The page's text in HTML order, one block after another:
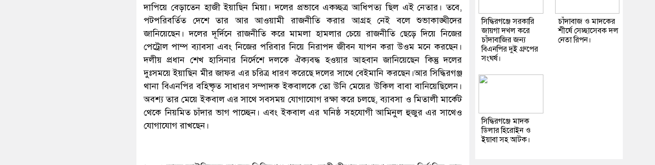
দাপিয়ে বেড়াতেন হাজী ইয়াছিন মিয়া। দলের প্রভাবে একচ্ছত্র আধিপত্য ছিল এই নেতার। তবে,
পটপরিবর্তিত দেশে তার আর আওয়ামী রাজনীতি করার আগ্রহ নেই বলে শুভাকাঙ্খীদের
জানিয়েছেন। দলের দূর্দিনে রাজনীতি করে মামলা হামলার চেয়ে রাজনীতি ছেড়ে দিয়ে নিজের
পেট্রোল পাম্প ব্যাবসা এবং নিজের পরিবার নিয়ে নিরাপদ জীবন যাপন করা উওম মনে করছেন।
দলীয় প্রধান শেখ হাসিনার নির্দেশে দলকে ঐক্যবদ্ধ হওয়ার আহবান জানিয়েছেন কিন্তু দলের
দুঃসময়ে ইয়াছিন মীর জাফর এর চরিত্র ধারণ করেছে দলের সাথে বেইমানি করছেন।আর সিদ্ধিরগঞ্জ
থানা বিএনপির বহিষ্কৃত সাধারণ সম্পাদক ইকবালকে তো উনি মেয়ের উকিল বাবা বানিয়েছিলেন।
অবশ্য তার মেয়ে ইকবাল এর সাথে সবসময় যোগাযোগ রক্ষা করে চলছে, ব্যাবসা ও মিতালী মার্কেট
থেকে নিয়মিত চাঁদার ভাগ পাচ্ছেন। এবং ইকবাল এর ঘনিষ্ঠ সহযোগী আমিনুল হুজুর এর সাথেও
যোগাযোগ রাখছেন।
সিদ্ধিরগঞ্জে সরকারি
জায়গা দখল করে
চাঁদাবাজির জন্য
বিএনপির দুই গ্রুপের
সংঘর্ষ।
চাঁদাবাজ ও মাদকের
শীর্ষে সেচ্ছাসেবক দল
নেতা রিপন।
সিদ্ধিরগঞ্জে মাদক
ডিলার হিরোইন ও
ইয়াবা সহ আটক।